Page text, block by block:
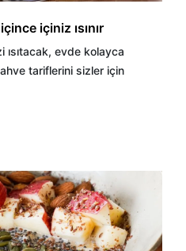
içiniz ısınır
ısıtacak, evde kolayca
tariflerini sizler için